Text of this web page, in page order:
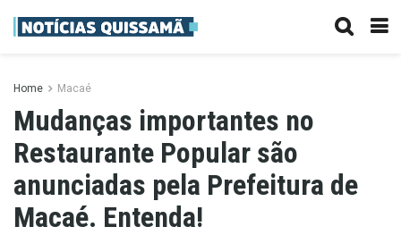
Home Macaé
Mudanças importantes no
Restaurante Popular são
anunciadas pela Prefeitura de
Macaé. Entenda!